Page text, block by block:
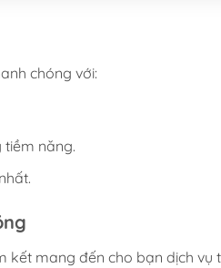
chóng với:
năng.
kết mang đến cho bạn dịch vụ